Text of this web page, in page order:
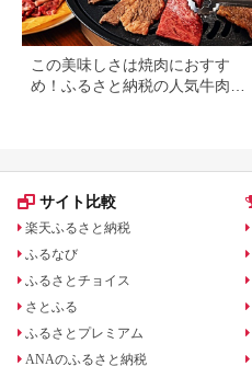
この美味しさは焼肉におすす
め！ふるさと納税の人気牛肉還
サイト比較
楽天ふるさと納税
ふるなび
ふるさとチョイス
さとふる
ふるさとプレミアム
ANAのふるさと納税